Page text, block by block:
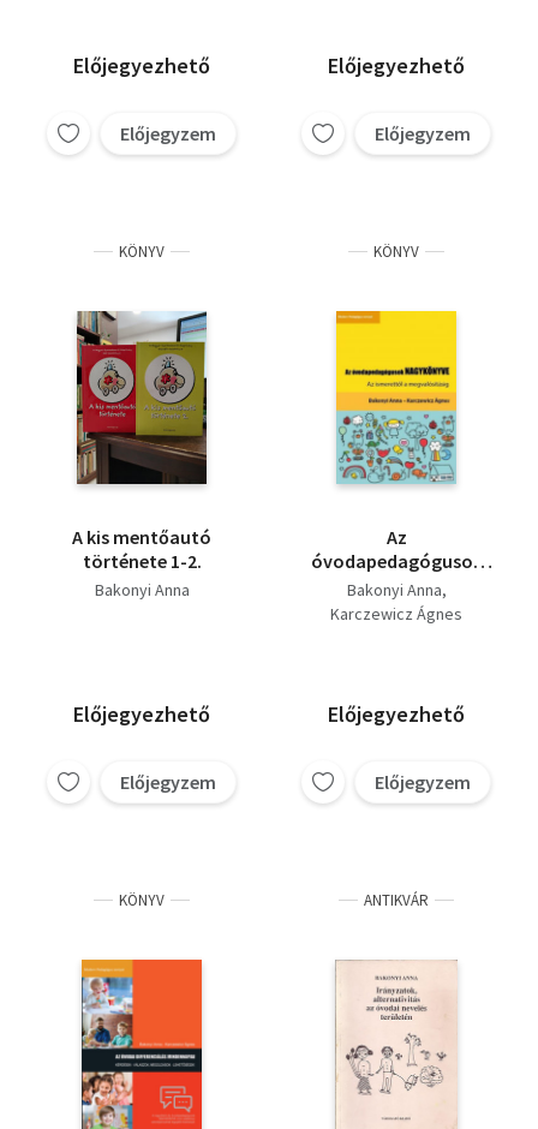
Előjegyezhető
Előjegyzem
Előjegyezhető
Előjegyzem
KÖNYV
A kis mentőautó
története 1-2.
Bakonyi Anna
Előjegyezhető
Előjegyzem
KÖNYV
Az
óvodapedagógusok
NAGYKÖNYVE
Bakonyi Anna
Karczewicz Ágnes
Előjegyezhető
Előjegyzem
KÖNYV ANTIKVÁR